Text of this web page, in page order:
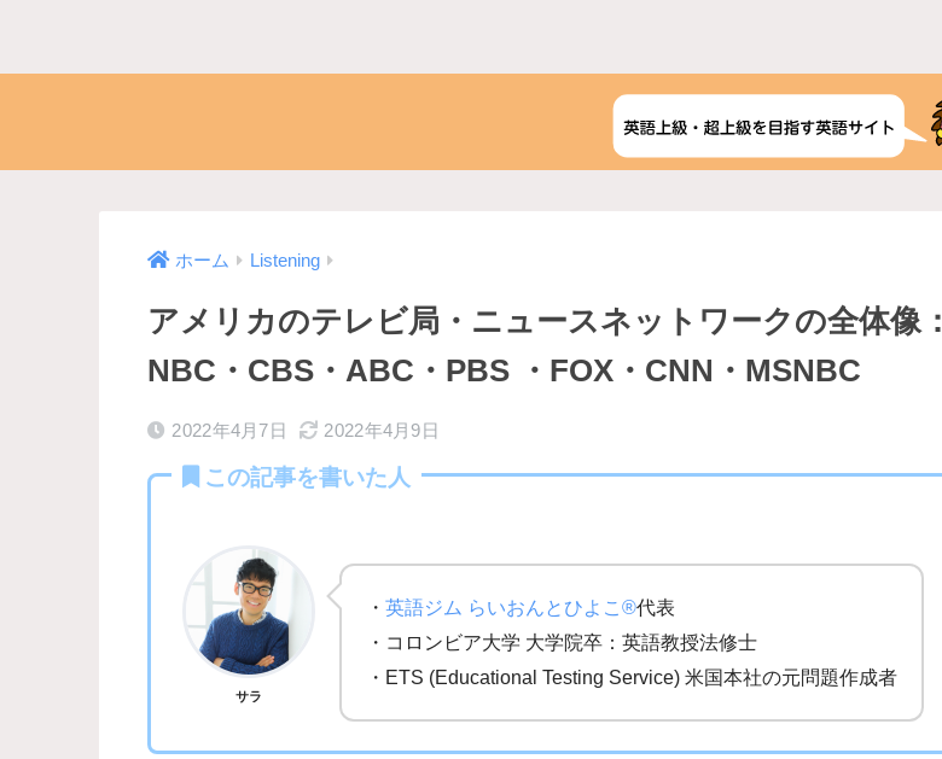
ホーム Listening
アメリカのテレビ局・ニュースネットワークの全体像：
NBC・CBS・ABC・PBS ・FOX・CNN・MSNBC
2022年4月7日 2022年4月9日
この記事を書いた人
サラ
・ 英語ジム らいおんとひよこ®代表
・コロンビア大学 大学院卒：英語教授法修士
・ETS (Educational Testing Service) 米国本社の元問題作成者